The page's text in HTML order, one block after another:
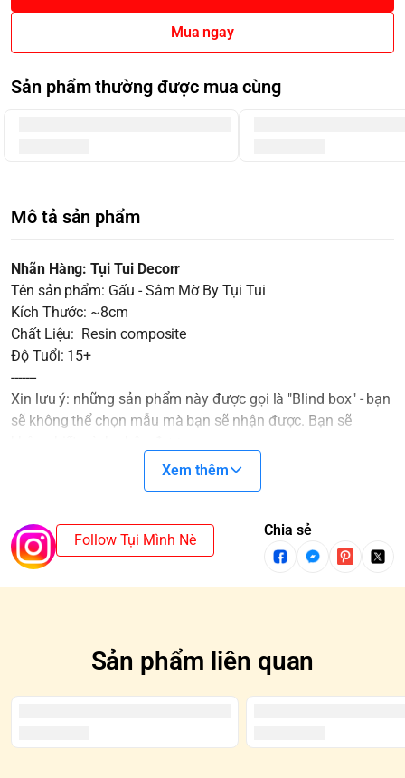
Mua ngay
Sản phẩm thường được mua cùng
Mô tả sản phẩm
Nhãn Hàng: Tụi Tui Decorr
Tên sản phẩm: Gấu - Sâm Mờ By Tụi Tui
Kích Thước: ~8cm
Chất Liệu: Resin composite
Độ Tuổi: 15+
-------
Xin lưu ý: những sản phẩm này được gọi là "Blind box" - bạn
sẽ không thể chọn mẫu mà bạn sẽ nhận được. Bạn sẽ
gì cho đến khi mở nó ra. Sự bất ngờ sẽ là một gia vị không
thể thiếu cho cuộc chơi thêm thú vị.
trường hợp mua cả SET và xuất hiện SECRET/CHASER thì
sẽ mất một mẫu cơ bản.
*SECRET/CHASER: Là những mẫu hiếm gặp và thường
Xem thêm
Follow Tụi Mình Nè
Chia sẻ
Sản phẩm liên quan